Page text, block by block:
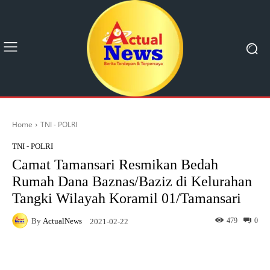
Home TNI - POLRI
TNI - POLRI
Camat Tamansari Resmikan Bedah
Rumah Dana Baznas/Baziz di Kelurahan
Tangki Wilayah Koramil 01/Tamansari
By ActualNews 2021-02-22 0
479